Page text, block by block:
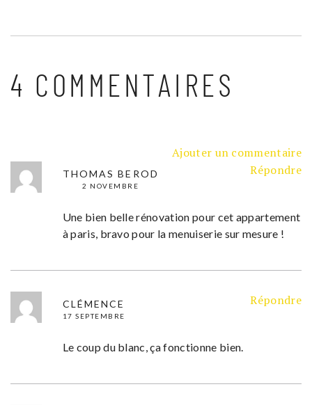
4 COMMENTAIRES
Ajouter un commentaire
THOMAS BEROD
2 NOVEMBRE
Répondre
Une bien belle rénovation pour cet appartement
à paris, bravo pour la menuiserie sur mesure !
CLÉMENCE
17 SEPTEMBRE
Répondre
Le coup du blanc, ça fonctionne bien.